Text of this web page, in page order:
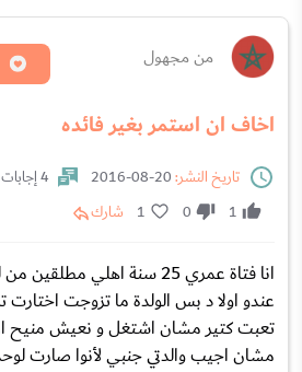
من مجهول
اخاف ان استمر بغير فائده
تاريخ النشر:
4 إجابات
1
0
1 شارك
انا فتاة عمري 25 سنة اهلي
عندو اولا د بس الولدة ما تزوجت
تعبت كتير مشان اشتغل و نعيش منيح
مشان اجيب والدتي جنبي لأنوا صارت